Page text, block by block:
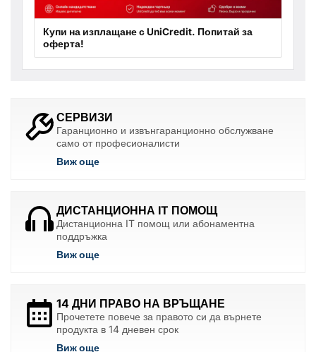
Купи на изплащане с UniCredit. Попитай за
оферта!
СЕРВИЗИ
Гаранционно и извънгаранционно обслужване
само от професионалисти
Виж още
ДИСТАНЦИОННА IT ПОМОЩ
Дистанционна IT помощ или абонаментна
поддръжка
Виж още
14 ДНИ ПРАВО НА ВРЪЩАНЕ
Прочетете повече за правото си да върнете
продукта в 14 дневен срок
Виж още